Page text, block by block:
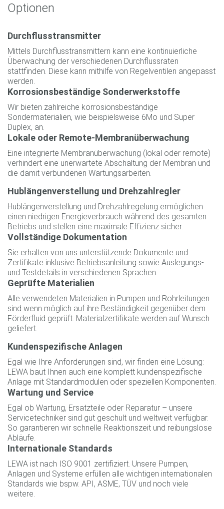
Optionen
Durchflusstransmitter
Mittels Durchflusstransmittern kann eine kontinuierliche
Überwachung der verschiedenen Durchflussraten
stattfinden. Diese kann mithilfe von Regelventilen angepasst
werden.
Korrosionsbeständige Sonderwerkstoffe
Wir bieten zahlreiche korrosionsbeständige
Sondermaterialien, wie beispielsweise 6Mo und Super
Duplex, an.
Lokale oder Remote-Membranüberwachung
Eine integrierte Membranüberwachung (lokal oder remote)
verhindert eine unerwartete Abschaltung der Membran und
die damit verbundenen Wartungsarbeiten.
Hublängenverstellung und Drehzahlregler
Hublängenverstellung und Drehzahlregelung ermöglichen
einen niedrigen Energieverbrauch während des gesamten
Betriebs und stellen eine maximale Effizienz sicher.
Vollständige Dokumentation
Sie erhalten von uns unterstützende Dokumente und
Zertifikate inklusive Betriebsanleitung sowie Auslegungs-
und Testdetails in verschiedenen Sprachen.
Geprüfte Materialien
Alle verwendeten Materialien in Pumpen und Rohrleitungen
sind wenn möglich auf ihre Beständigkeit gegenüber dem
Förderfluid geprüft. Materialzertifikate werden auf Wunsch
geliefert.
Kundenspezifische Anlagen
Egal wie Ihre Anforderungen sind, wir finden eine Lösung:
LEWA baut Ihnen auch eine komplett kundenspezifische
Anlage mit Standardmodulen oder speziellen Komponenten.
Wartung und Service
Egal ob Wartung, Ersatzteile oder Reparatur – unsere
Servicetechniker sind gut geschult und weltweit verfügbar.
So garantieren wir schnelle Reaktionszeit und reibungslose
Abläufe.
Internationale Standards
LEWA ist nach ISO 9001 zertifiziert. Unsere Pumpen,
Anlagen und Systeme erfüllen alle wichtigen internationalen
Standards wie bspw. API, ASME, TÜV und noch viele
weitere.